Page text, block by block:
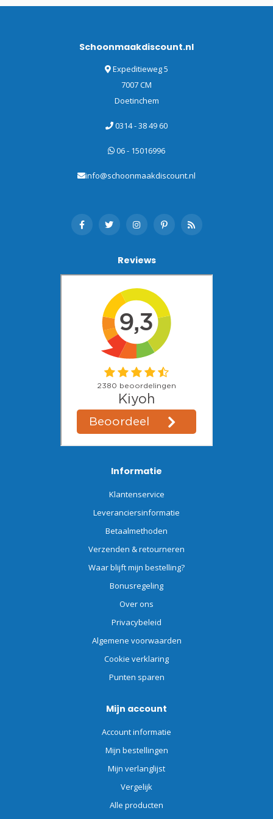
Schoonmaakdiscount.nl
Expeditieweg 5
7007 CM
Doetinchem
0314 - 38 49 60
06 - 15016996
info@schoonmaakdiscount.nl
Reviews
Informatie
Klantenservice
Leveranciersinformatie
Betaalmethoden
Verzenden & retourneren
Waar blijft mijn bestelling?
Bonusregeling
Over ons
Privacybeleid
Algemene voorwaarden
Cookie verklaring
Punten sparen
Mijn account
Account informatie
Mijn bestellingen
Mijn verlanglijst
Vergelijk
Alle producten